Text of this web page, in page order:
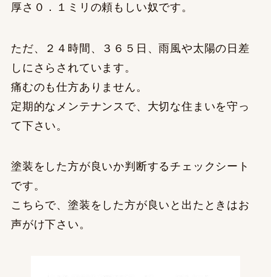
厚さ０．１ミリの頼もしい奴です。
ただ、２４時間、３６５日、雨風や太陽の日差
しにさらされています。
痛むのも仕方ありません。
定期的なメンテナンスで、大切な住まいを守っ
て下さい。
塗装をした方が良いか判断するチェックシート
です。
こちらで、塗装をした方が良いと出たときはお
声がけ下さい。